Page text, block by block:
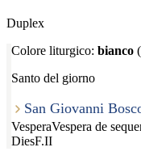
Duplex
Colore liturgico: bianco
Santo del giorno
San Giovanni
VesperaVespera de
DiesF.II